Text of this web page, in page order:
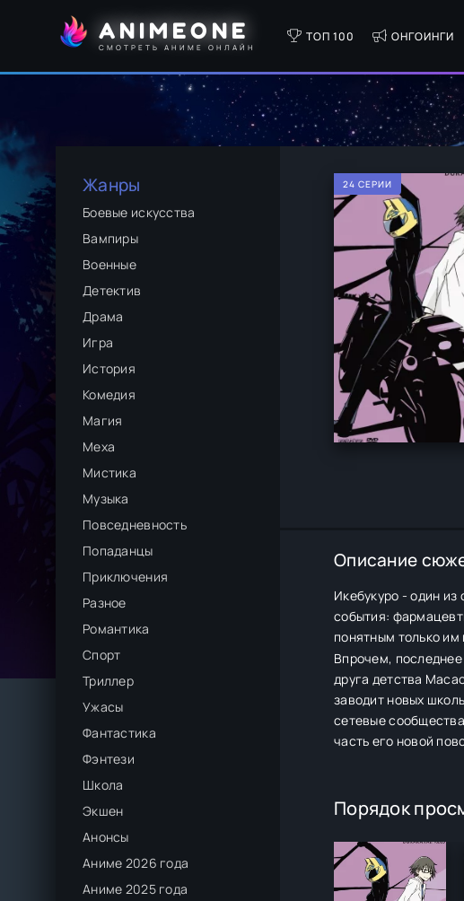
ANIMEONE
СМОТРЕТЬ АНИМЕ ОНЛАЙН
ТОП 100 ОНГОИНГИ
Жанры
Боевые искусства
Вампиры
Военные
Детектив
Драма
Игра
История
Комедия
Магия
Меха
Мистика
Музыка
Повседневность
Попаданцы
Приключения
Разное
Романтика
Спорт
Триллер
Ужасы
Фантастика
Фэнтези
Школа
Экшен
Анонсы
Аниме 2026 года
Аниме 2025 года
24 СЕРИИ
Описание
Икебукуро - один
события:
понятным только
Впрочем,
друга детства
заводит новых
сетевые
часть его новой
Порядок